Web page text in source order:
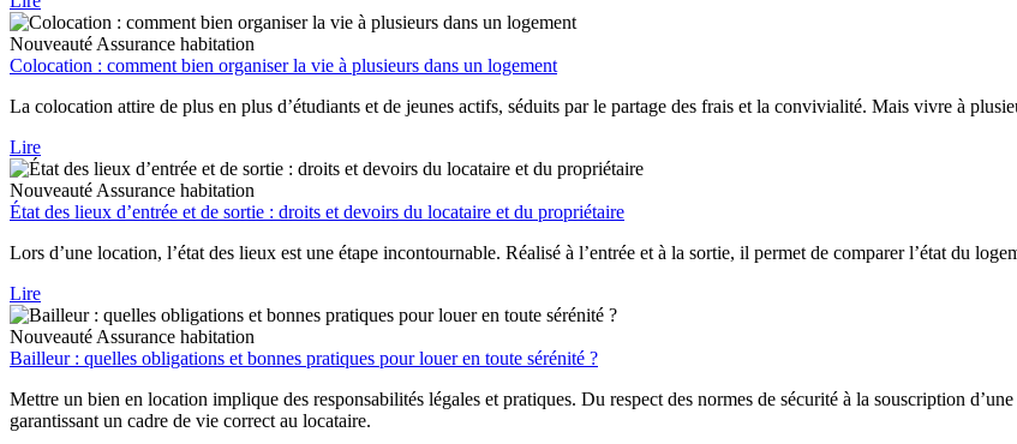
Nouveauté Assurance habitation
Colocation : comment bien organiser la vie à plusieurs dans un logement
La colocation attire de plus en plus d’étudiants et de jeunes actifs, séduits par le partage des frais et la convivialité. Mais vivre à
Lire
Nouveauté Assurance habitation
État des lieux d’entrée et de sortie : droits et devoirs du locataire et du propriétaire
Lors d’une location, l’état des lieux est une étape incontournable. Réalisé à l’entrée et à la sortie, il permet de comparer l’état du
Lire
Nouveauté Assurance habitation
Bailleur : quelles obligations et bonnes pratiques pour louer en toute sérénité ?
Mettre un bien en location implique des responsabilités légales et pratiques. Du respect des normes de sécurité à la souscription
garantissant un cadre de vie correct au locataire.